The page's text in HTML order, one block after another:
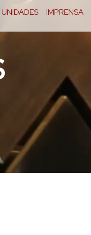
UNIDADES IMPRENSA